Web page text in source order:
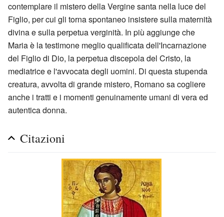
contemplare il mistero della Vergine santa nella luce del
Figlio, per cui gli torna spontaneo insistere sulla maternità
divina e sulla perpetua verginità. In più aggiunge che
Maria è la testimone meglio qualificata dell'Incarnazione
del Figlio di Dio, la perpetua discepola del Cristo, la
mediatrice e l'avvocata degli uomini. Di questa stupenda
creatura, avvolta di grande mistero, Romano sa cogliere
anche i tratti e i momenti genuinamente umani di vera ed
autentica donna.
Citazioni